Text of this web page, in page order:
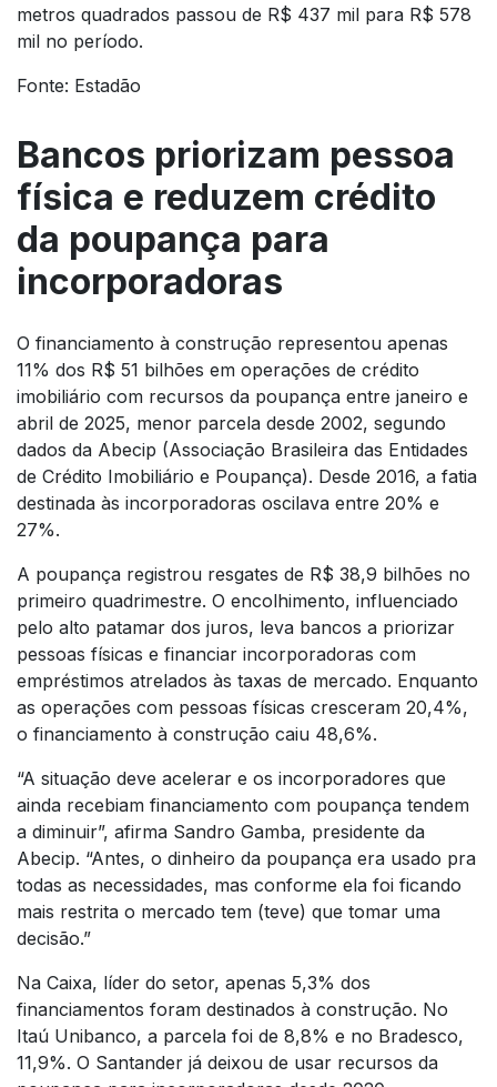
metros quadrados passou de R$ 437 mil para R$ 578
mil no período.
Fonte: Estadão
Bancos priorizam pessoa
física e reduzem crédito
da poupança para
incorporadoras
O financiamento à construção representou apenas
11% dos R$ 51 bilhões em operações de crédito
imobiliário com recursos da poupança entre janeiro e
abril de 2025, menor parcela desde 2002, segundo
dados da Abecip (Associação Brasileira das Entidades
de Crédito Imobiliário e Poupança). Desde 2016, a fatia
destinada às incorporadoras oscilava entre 20% e
27%.
A poupança registrou resgates de R$ 38,9 bilhões no
primeiro quadrimestre. O encolhimento, influenciado
pelo alto patamar dos juros, leva bancos a priorizar
pessoas físicas e financiar incorporadoras com
empréstimos atrelados às taxas de mercado. Enquanto
as operações com pessoas físicas cresceram 20,4%,
o financiamento à construção caiu 48,6%.
“A situação deve acelerar e os incorporadores que
ainda recebiam financiamento com poupança tendem
a diminuir”, afirma Sandro Gamba, presidente da
Abecip. “Antes, o dinheiro da poupança era usado pra
todas as necessidades, mas conforme ela foi ficando
mais restrita o mercado tem (teve) que tomar uma
decisão.”
Na Caixa, líder do setor, apenas 5,3% dos
financiamentos foram destinados à construção. No
Itaú Unibanco, a parcela foi de 8,8% e no Bradesco,
11,9%. O Santander já deixou de usar recursos da